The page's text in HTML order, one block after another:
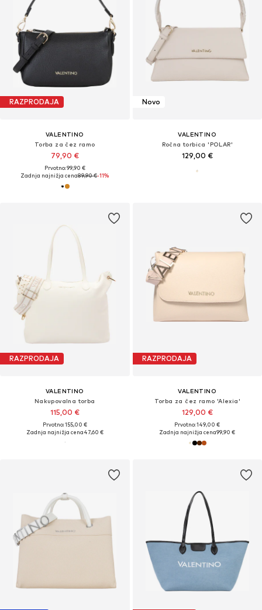
RAZPRODAJA
VALENTINO
Torba za čez ramo
79,90 €
Prvotno: 99,90 €
Zadnja najnižja cena89,90 €-11%
Novo
VALENTINO
Ročna torbica 'POLAR'
129,00 €
RAZPRODAJA
VALENTINO
Nakupovalna torba
115,00 €
Prvotno: 155,00 €
Zadnja najnižja cena47,60 €
RAZPRODAJA
VALENTINO
Torba za čez ramo 'Alexia'
129,00 €
Prvotno: 149,00 €
Zadnja najnižja cena99,90 €